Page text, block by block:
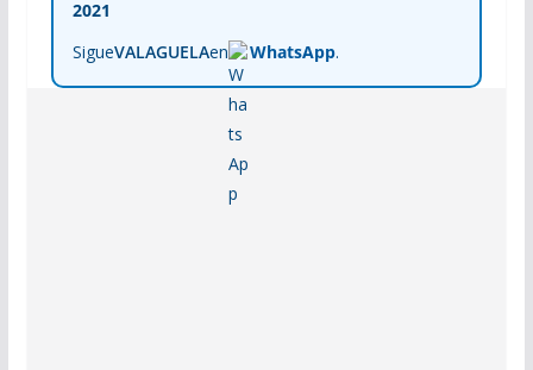
2021
SigueVALAGUELAen WhatsApp.